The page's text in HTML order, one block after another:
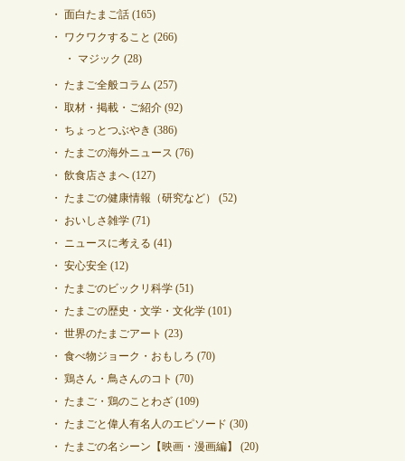
面白たまご話(165)
ワクワクすること (266)
マジック (28)
たまご全般コラム (257)
取材・掲載・ご紹介(92)
ちょっとつぶやき (386)
たまごの海外ニュース (76)
飲食店さまへ(127)
たまごの健康情報（研究など）
(52)
おいしさ雑学(71)
ニュースに考える (41)
安心安全(12)
たまごのビックリ科学(51)
たまごの歴史・文学・文化学(101)
世界のたまごアート (23)
食べ物ジョーク・おもしろ (70)
鶏さん・鳥さんのコト (70)
たまご・鶏のことわざ(109)
たまごと偉人有名人のエピソード (30)
たまごの名シーン【映画・漫画編】
(20)